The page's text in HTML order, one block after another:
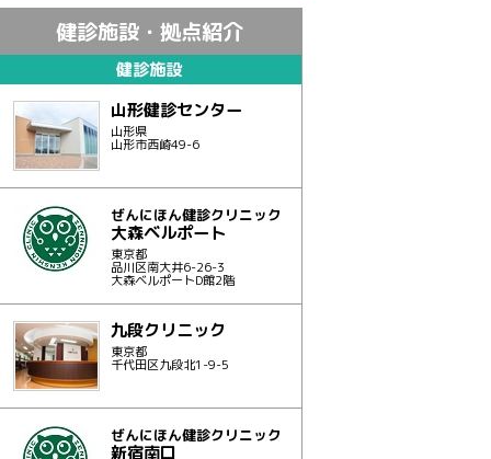
健診施設・拠点紹介
健診施設
山形健診センター
山形県
山形市西崎49-6
ぜんにほん健診クリニック
大森ベルポート
東京都
品川区南大井6-26-3
大森ベルポートD館2階
九段クリニック
東京都
千代田区九段北1-9-5
ぜんにほん健診クリニック
新宿南口